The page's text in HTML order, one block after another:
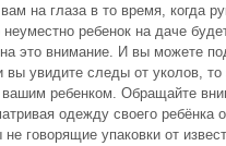
на глаза в то время, когда
ребенок на даче
это внимание. И вы можете
вы увидите следы от уколов,
вашим ребенком. Обращайте
одежду своего ребёнка
не говорящие упаковки от